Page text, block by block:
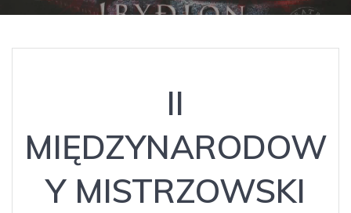
II
MIĘDZYNARODOW
Y MISTRZOWSKI